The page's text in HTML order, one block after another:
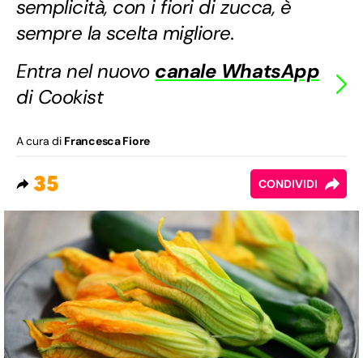
semplicità, con i fiori di zucca, è
sempre la scelta migliore.
Entra nel nuovo canale WhatsApp
di Cookist
A cura di Francesca Fiore
35 CONDIVIDI